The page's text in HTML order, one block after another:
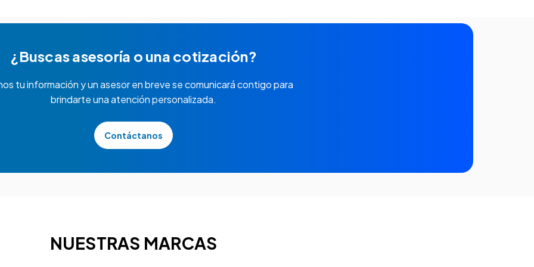
¿Buscas asesoría o una cotización?
tu información y un asesor en breve se comunicará contigo para
brindarte una atención personalizada.
Contáctanos
NUESTRAS MARCAS